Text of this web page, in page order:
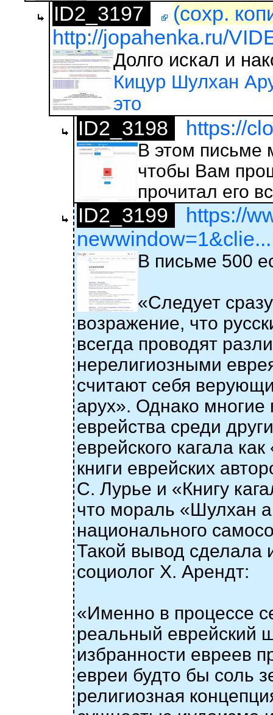
ID2_3197
(сохр.
http://jopahenka.ru/
Долго искал и
Кицур Шулхан
это
ID2_3198 https://
В этом письме
чтобы Вам
прочитал его
ID2_3199
https://
newwindow=1&clie...
В письме 500
«Следует
возражение, что
всегда проводят
нерелигиозными
считают себя
арух». Однако
еврейства среди
еврейского кагала
книги еврейских
С. Лурье и «Книгу
что мораль «Шулхан
национального
Такой вывод сделала
социолог Х. Арендт:
«Именно в процессе
реальный еврейский
избранности евреев
евреи будто бы соль
религиозная